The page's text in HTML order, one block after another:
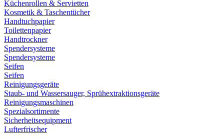
Küchenrollen & Servietten
Kosmetik & Taschentücher
Handtuchpapier
Toilettenpapier
Handtrockner
Spendersysteme
Spendersysteme
Seifen
Seifen
Reinigungsgeräte
Staub- und Wassersauger, Sprühextraktionsgeräte
Reinigungsmaschinen
Spezialsortimente
Sicherheitsequipment
Lufterfrischer